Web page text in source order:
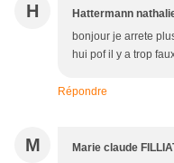
H Hattermann
bonjour je arrete
hui pof il y a trop
Répondre
M Marie claude